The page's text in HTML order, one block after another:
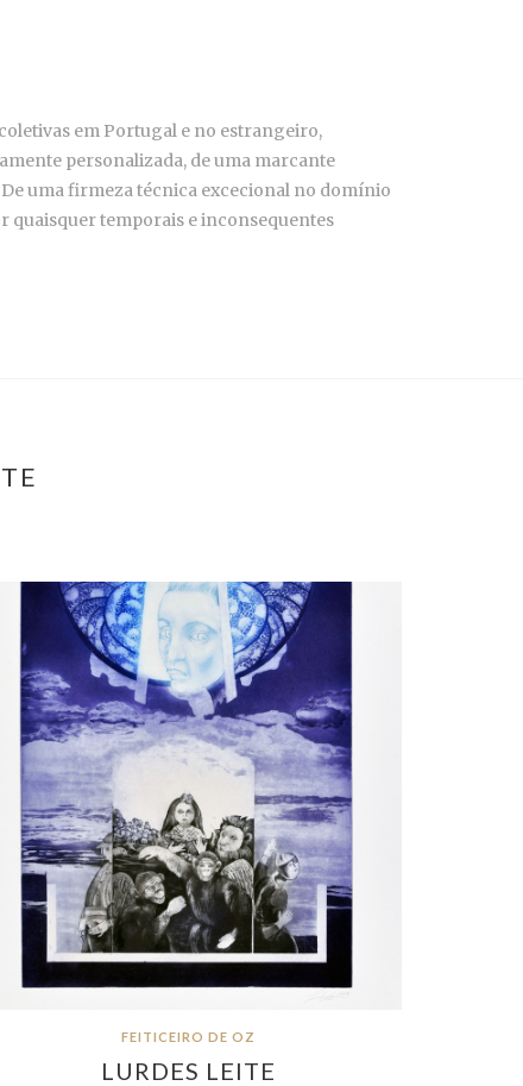
em Portugal e no estrangeiro,
personalizada, de uma marcante
uma firmeza técnica excecional no domínio
quaisquer temporais e inconsequentes
FEITICEIRO DE OZ
LURDES LEITE